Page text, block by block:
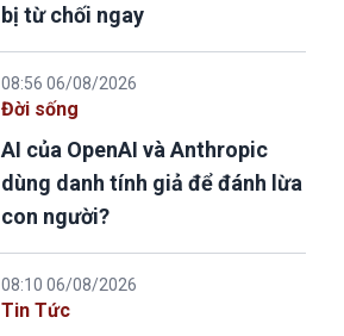
bị từ chối ngay
08:56 06/08/2026
Đời sống
AI của OpenAI và Anthropic
dùng danh tính giả để đánh lừa
con người?
08:10 06/08/2026
Tin Tức